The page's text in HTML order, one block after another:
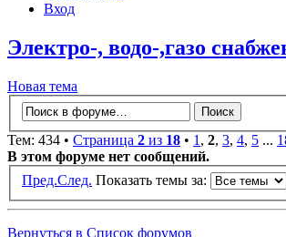
Вход
Электро-, водо-,газо
Новая тема
Тем: 434 • Страница 2 из 18 • 1 , 2, 3, 4, 5 ...
В этом форуме нет сообщений.
Пред.След. Показать темы за:
Вернуться в Список форумов